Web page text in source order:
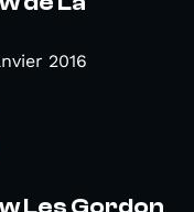
2016
Les Gordon